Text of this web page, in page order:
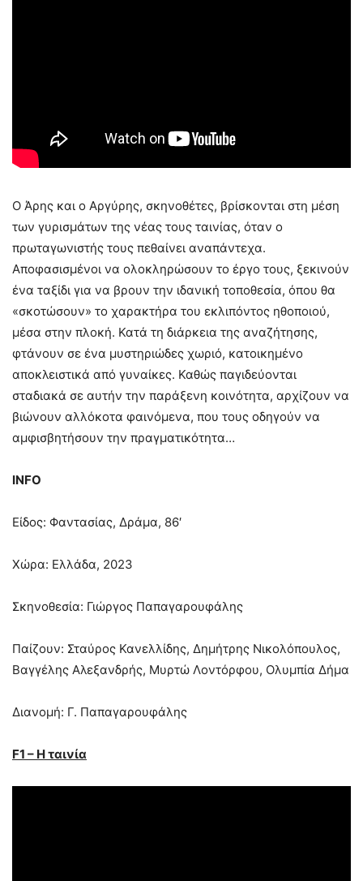
Ο Άρης και ο Αργύρης, σκηνοθέτες, βρίσκονται στη μέση
των γυρισμάτων της νέας τους ταινίας, όταν ο
πρωταγωνιστής τους πεθαίνει αναπάντεχα.
Αποφασισμένοι να ολοκληρώσουν το έργο τους, ξεκινούν
ένα ταξίδι για να βρουν την ιδανική τοποθεσία, όπου θα
«σκοτώσουν» το χαρακτήρα του εκλιπόντος ηθοποιού,
μέσα στην πλοκή. Κατά τη διάρκεια της αναζήτησης,
φτάνουν σε ένα μυστηριώδες χωριό, κατοικημένο
αποκλειστικά από γυναίκες. Καθώς παγιδεύονται
σταδιακά σε αυτήν την παράξενη κοινότητα, αρχίζουν να
βιώνουν αλλόκοτα φαινόμενα, που τους οδηγούν να
αμφισβητήσουν την πραγματικότητα…
INFO
Είδος: Φαντασίας, Δράμα, 86′
Χώρα: Ελλάδα, 2023
Σκηνοθεσία: Γιώργος Παπαγαρουφάλης
Παίζουν: Σταύρος Κανελλίδης, Δημήτρης Νικολόπουλος,
Βαγγέλης Αλεξανδρής, Μυρτώ Λοντόρφου, Ολυμπία Δήμα
Διανομή: Γ. Παπαγαρουφάλης
F1 – Η ταινία